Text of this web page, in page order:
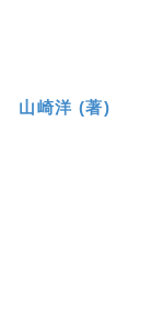
山崎洋 (著)